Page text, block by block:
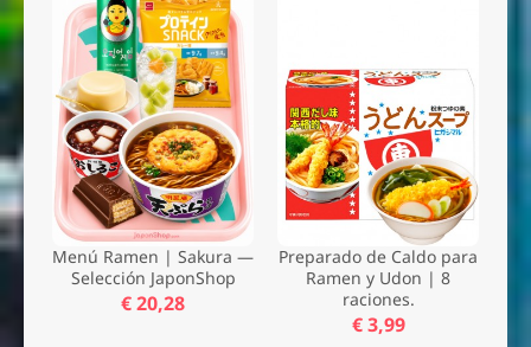
Menú Ramen | Sakura —
Selección JaponShop
€ 20,28
Preparado de Caldo para
Ramen y Udon | 8
raciones.
€ 3,99